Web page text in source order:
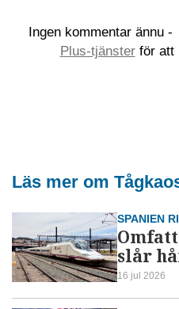
Ingen kommentar ännu -
Plus-tjänsterför att
Läs mer om
SPANIEN
slår
16 jul 2026